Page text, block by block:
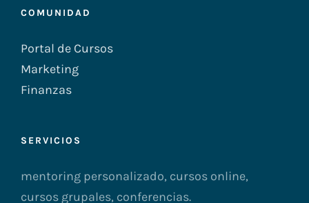
COMUNIDAD
Portal de Cursos
Marketing
Finanzas
SERVICIOS
mentoring personalizado, cursos online,
cursos grupales, conferencias.